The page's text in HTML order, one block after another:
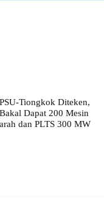
Tiongkok Diteken,
Dapat 200 Mesin
dan PLTS 300 MW